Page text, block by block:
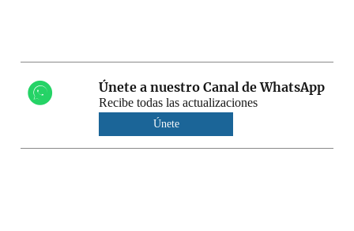
Únete a nuestro Canal de WhatsApp
Recibe todas las actualizaciones
Únete